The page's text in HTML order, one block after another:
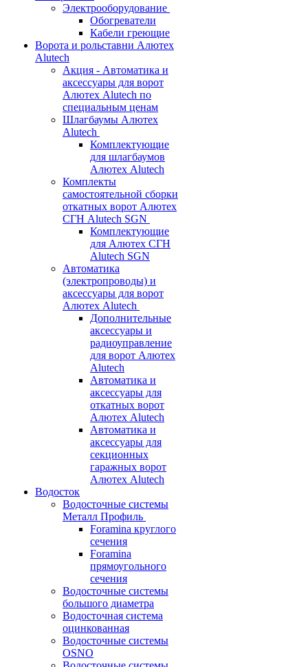
Электрооборудование
Обогреватели
Кабели греющие
Ворота и рольставни Алютех
Alutech
Акция - Автоматика и
аксессуары для ворот
Алютех Alutech по
специальным ценам
Шлагбаумы Алютех
Alutech
Комплектующие
для шлагбаумов
Алютех Alutech
Комплекты
самостоятельной сборки
откатных ворот Алютех
СГН Alutech SGN
Комплектующие
для Алютех СГН
Alutech SGN
Автоматика
(электропроводы) и
аксессуары для ворот
Алютех Alutech
Дополнительные
аксессуары и
радиоуправление
для ворот Алютех
Alutech
Автоматика и
аксессуары для
откатных ворот
Алютех Alutech
Автоматика и
аксессуары для
секционных
гаражных ворот
Алютех Alutech
Водосток
Водосточные системы
Металл Профиль
Foramina круглого
сечения
Foramina
прямоугольного
сечения
Водосточные системы
большого диаметра
Водосточная система
оцинкованная
Водосточные системы
OSNO